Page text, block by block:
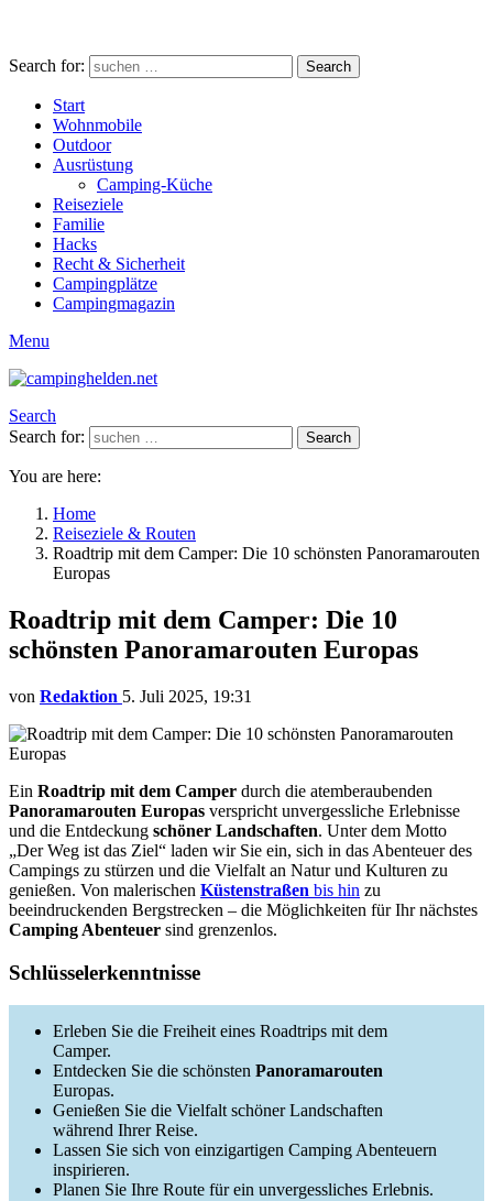
Search for: Search
Start
Wohnmobile
Outdoor
Ausrüstung
Camping-Küche
Reiseziele
Familie
Hacks
Recht & Sicherheit
Campingplätze
Campingmagazin
Menu
Search
Search for:
Search
You are here:
Home
Reiseziele & Routen
Roadtrip mit dem Camper: Die 10 schönsten Panoramarouten
Europas
Roadtrip mit dem Camper: Die 10
schönsten Panoramarouten Europas
von Redaktion 5. Juli 2025, 19:31
Ein Roadtrip mit dem Camper durch die atemberaubenden
Panoramarouten Europas verspricht unvergessliche Erlebnisse
und die Entdeckung schöner Landschaften. Unter dem Motto
„Der Weg ist das Ziel“ laden wir Sie ein, sich in das Abenteuer des
Campings zu stürzen und die Vielfalt an Natur und Kulturen zu
genießen. Von malerischen Küstenstraßen bis hin zu
beeindruckenden Bergstrecken – die Möglichkeiten für Ihr nächstes
Camping Abenteuer sind grenzenlos.
Schlüsselerkenntnisse
Erleben Sie die Freiheit eines Roadtrips mit dem
Camper.
Entdecken Sie die schönsten Panoramarouten
Europas.
Genießen Sie die Vielfalt schöner Landschaften
während Ihrer Reise.
Lassen Sie sich von einzigartigen Camping Abenteuern
inspirieren.
Planen Sie Ihre Route für ein unvergessliches Erlebnis.